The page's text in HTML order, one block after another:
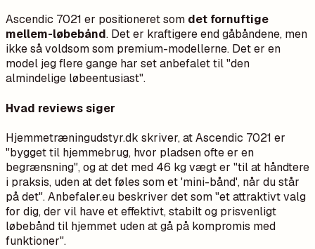
Ascendic 7021 er positioneret som det fornuftige
mellem-løbebånd. Det er kraftigere end gåbåndene, men
ikke så voldsom som premium-modellerne. Det er en
model jeg flere gange har set anbefalet til "den
almindelige løbeentusiast".
Hvad reviews siger
Hjemmetræningudstyr.dk skriver, at Ascendic 7021 er
"bygget til hjemmebrug, hvor pladsen ofte er en
begrænsning", og at det med 46 kg vægt er "til at håndtere
i praksis, uden at det føles som et 'mini-bånd', når du står
på det". Anbefaler.eu beskriver det som "et attraktivt valg
for dig, der vil have et effektivt, stabilt og prisvenligt
løbebånd til hjemmet uden at gå på kompromis med
funktioner".